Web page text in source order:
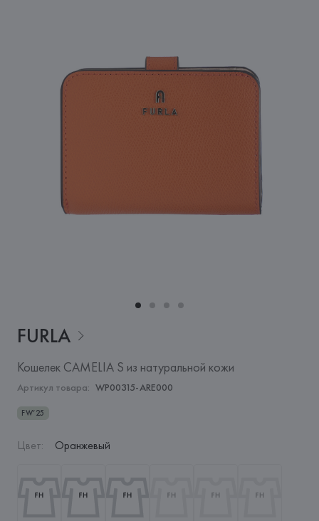
FURLA
Кошелек CAMELIA S из натуральной кожи
Артикул товара: WP00315-ARE000
FW’25
Цвет: Оранжевый